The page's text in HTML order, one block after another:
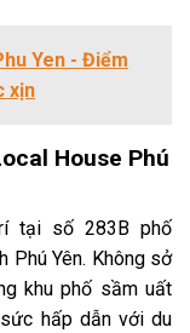
Yen - Điểm
xịn
House Phú
tại số 283B phố
Phú Yên. Không sở
khu phố sầm uất
hấp dẫn với du